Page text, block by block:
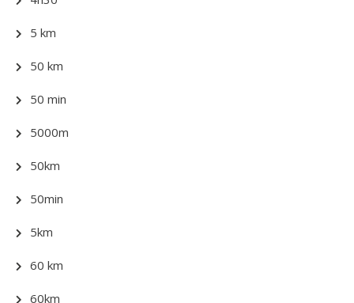
5 km
50 km
50 min
5000m
50km
50min
5km
60 km
60km